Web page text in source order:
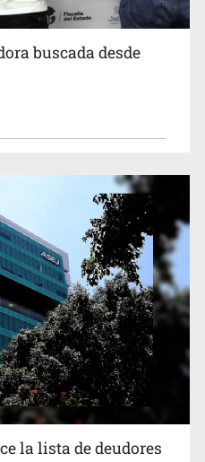
desarrollo de vivienda
buscada desde
la lista de deudores